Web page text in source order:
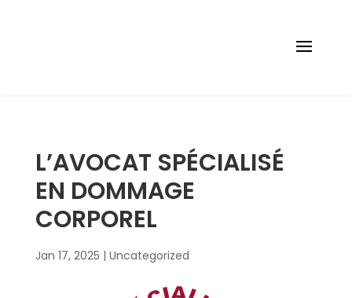
L’AVOCAT SPÉCIALISÉ
EN DOMMAGE
CORPOREL
Jan 17, 2025 | Uncategorized